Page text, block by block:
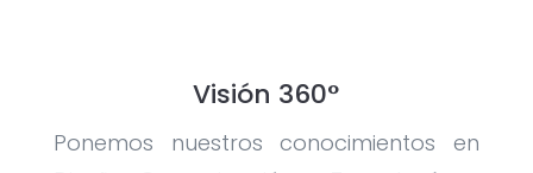
Visión 360°
Ponemos nuestros conocimientos en